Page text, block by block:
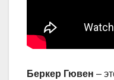
Беркер Гювен –